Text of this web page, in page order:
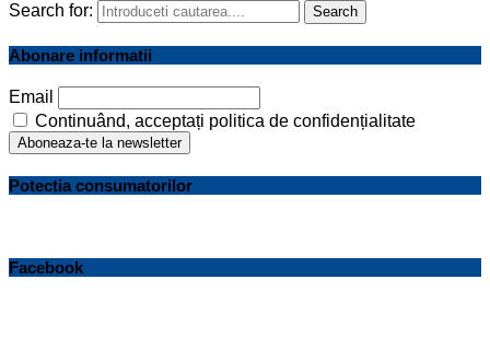
Search for: Search
Abonare informatii
Email
Continuând, acceptați politica de confidențialitate
Potectia consumatorilor
Facebook